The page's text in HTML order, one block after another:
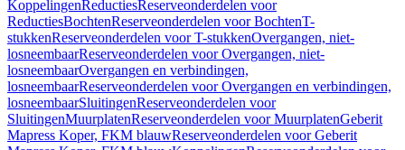
KoppelingenReductiesReserveonderdelen voor
ReductiesBochtenReserveonderdelen voor BochtenT-
stukkenReserveonderdelen voor T-stukkenOvergangen, niet-
losneembaarReserveonderdelen voor Overgangen, niet-
losneembaarOvergangen en verbindingen,
losneembaarReserveonderdelen voor Overgangen en verbindingen,
losneembaarSluitingenReserveonderdelen voor
SluitingenMuurplatenReserveonderdelen voor MuurplatenGeberit
Mapress Koper, FKM blauwReserveonderdelen voor Geberit